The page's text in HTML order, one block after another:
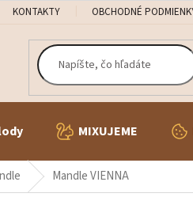
KONTAKTY OBCHODNÉ
MIXUJEME
Mandle VIENNA